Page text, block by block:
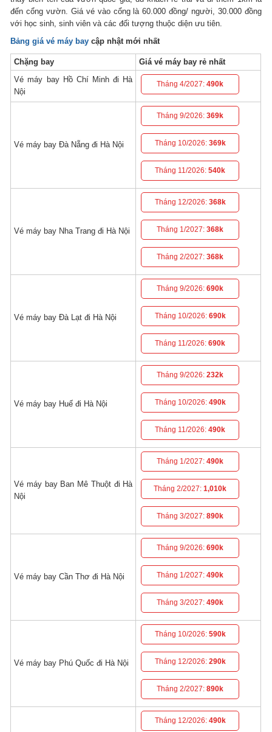
đến cổng vườn. Giá vé vào cổng là 60.000 đồng/ người, 30.000 đồng
với học sinh, sinh viên và các đối tượng thuộc diện ưu tiên.
Bảng giá vé máy bay cập nhật mới nhất
Chặng bay
Giá vé máy bay rẻ nhất
Vé máy bay Hồ Chí Minh đi Hà
Nội
Tháng 4/2027:490k
Vé máy bay Đà Nẵng đi Hà Nội
Tháng 9/2026:369k
Tháng 10/2026: 369k
Tháng 11/2026:540k
Vé máy bay Nha Trang đi Hà Nội
Tháng 12/2026: 368k
Tháng 1/2027:368k
Tháng 2/2027:368k
Vé máy bay Đà Lạt đi Hà Nội
Tháng 9/2026:690k
Tháng 10/2026: 690k
Tháng 11/2026:690k
Vé máy bay Huế đi Hà Nội
Tháng 9/2026:232k
Tháng 10/2026: 490k
Tháng 11/2026:490k
Vé máy bay Ban Mê Thuột đi Hà
Nội
Tháng 1/2027:490k
Tháng 2/2027:1,010k
Tháng 3/2027:890k
Vé máy bay Cần Thơ đi Hà Nội
Tháng 9/2026:690k
Tháng 1/2027:490k
Tháng 3/2027:490k
Vé máy bay Phú Quốc đi Hà Nội
Tháng 10/2026: 590k
Tháng 12/2026: 290k
Tháng 2/2027:890k
Tháng 12/2026: 490k